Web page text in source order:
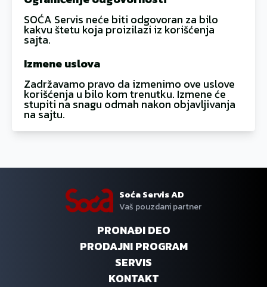
SOĆA Servis neće biti odgovoran za bilo
kakvu štetu koja proizilazi iz korišćenja
sajta.
Izmene uslova
Zadržavamo pravo da izmenimo ove uslove
korišćenja u bilo kom trenutku. Izmene će
stupiti na snagu odmah nakon objavljivanja
na sajtu.
Soća Servis AD
Vaš pouzdani partner
PRONAĐI DEO
PRODAJNI PROGRAM
SERVIS
KONTAKT